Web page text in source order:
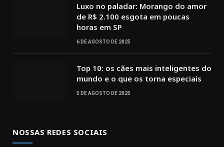
Luxo no paladar: Morango do amor
de R$ 2.100 esgota em poucas
horas em SP
6 DE AGOSTO DE 2025
Top 10: os cães mais inteligentes do
mundo e o que os torna especiais
5 DE AGOSTO DE 2025
NOSSAS REDES SOCIAIS